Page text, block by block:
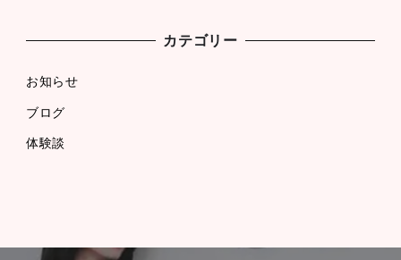
カテゴリー
お知らせ
ブログ
体験談